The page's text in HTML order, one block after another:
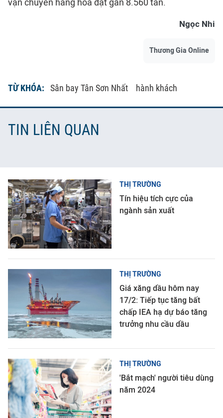
vận chuyển hàng hóa đạt gần 8.560 tấn.
Ngọc Nhi
Thương Gia Online
TỪ KHÓA: Sân bay Tân Sơn Nhất hành khách
TIN LIÊN QUAN
THỊ TRƯỜNG
Tín hiệu tích cực của
ngành sản xuất
THỊ TRƯỜNG
Giá xăng dầu hôm nay
17/2: Tiếp tục tăng bất
chấp IEA hạ dự báo tăng
trưởng nhu cầu dầu
THỊ TRƯỜNG
'Bắt mạch' người tiêu dùng
năm 2024